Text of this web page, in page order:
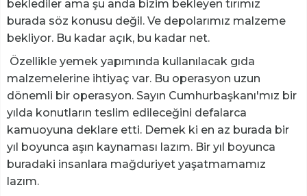
beklediler ama şu anda bizim bekleyen tırımız
burada söz konusu değil. Ve depolarımız malzeme
bekliyor. Bu kadar açık, bu kadar net.
Özellikle yemek yapımında kullanılacak gıda
malzemelerine ihtiyaç var. Bu operasyon uzun
dönemli bir operasyon. Sayın Cumhurbaşkanı'mız bir
yılda konutların teslim edileceğini defalarca
kamuoyuna deklare etti. Demek ki en az burada bir
yıl boyunca aşın kaynaması lazım. Bir yıl boyunca
buradaki insanlara mağduriyet yaşatmamamız
lazım.